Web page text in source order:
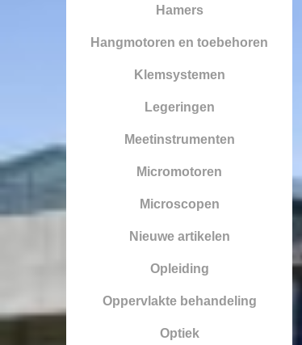
Hamers
Hangmotoren en toebehoren
Klemsystemen
Legeringen
Meetinstrumenten
Micromotoren
Microscopen
Nieuwe artikelen
Opleiding
Oppervlakte behandeling
Optiek